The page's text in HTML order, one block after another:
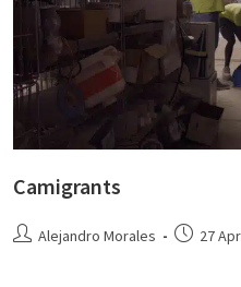
Camigrants
Alejandro Morales 27